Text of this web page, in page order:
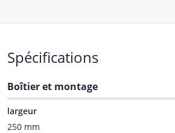
Spécifications
Boîtier et montage
largeur
250 mm